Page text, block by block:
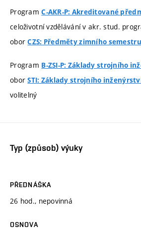
ProgramC-AKR-P: Akreditované
celoživotní vzdělávání v akr. stud.
oborCZS: Předměty zimního semestru
Program B-ZSI-P: Základy strojního
oborSTI: Základy strojního
volitelný
Typ (způsob) výuky
PŘEDNÁŠKA
26 hod., nepovinná
OSNOVA